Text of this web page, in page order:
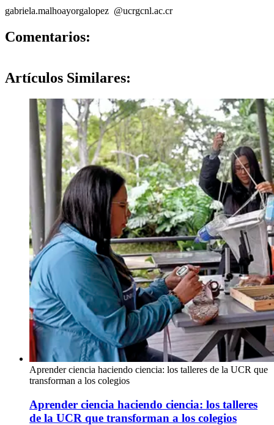
gabriela.malhoayorgalopez @ucrgcnl.ac.cr
Comentarios:
Artículos Similares:
Aprender ciencia haciendo ciencia: los talleres de la UCR que
transforman a los colegios
Aprender ciencia haciendo ciencia: los talleres
de la UCR que transforman a los colegios